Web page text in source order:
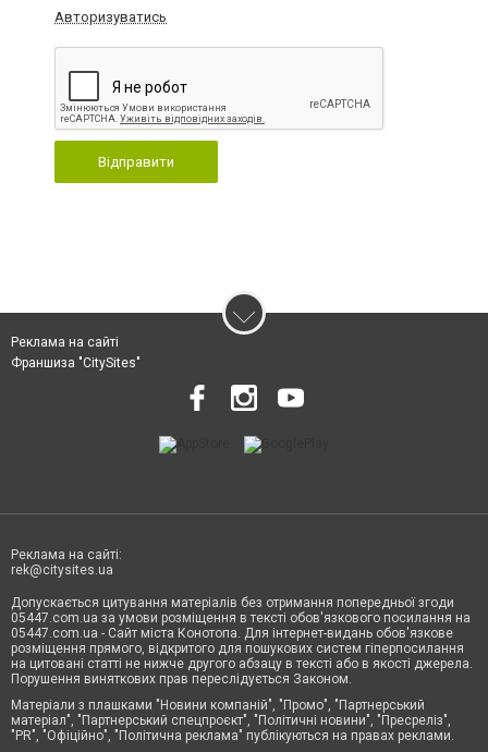
Авторизуватись
Відправити
Реклама на сайті
Франшиза "CitySites"
Реклама на сайті:
rek@citysites.ua
Допускається цитування матеріалів без отримання попередньої згоди
05447.com.ua за умови розміщення в тексті обов'язкового посилання на
05447.com.ua - Сайт міста Конотопа. Для інтернет-видань обов'язкове
розміщення прямого, відкритого для пошукових систем гіперпосилання
на цитовані статті не нижче другого абзацу в тексті або в якості джерела.
Порушення виняткових прав переслідується Законом.
Матеріали з плашками "Новини компаній", "Промо", "Партнерський
матеріал", "Партнерський спецпроєкт", "Політичні новини", "Пресреліз",
"PR", "Офіційно", "Політична реклама" публікуються на правах реклами.